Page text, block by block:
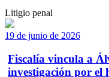
Litigio penal
19 de junio de 2026
Fiscalía vincula a
investigación por el